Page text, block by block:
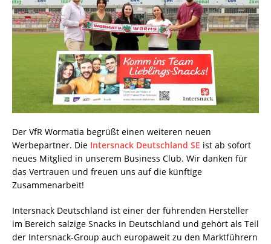
Der VfR Wormatia begrüßt einen weiteren neuen
Werbepartner. Die Intersnack Deutschland SE ist ab sofort
neues Mitglied in unserem Business Club. Wir danken für
das Vertrauen und freuen uns auf die künftige
Zusammenarbeit!
Intersnack Deutschland ist einer der führenden Hersteller
im Bereich salzige Snacks in Deutschland und gehört als Teil
der Intersnack-Group auch europaweit zu den Marktführern